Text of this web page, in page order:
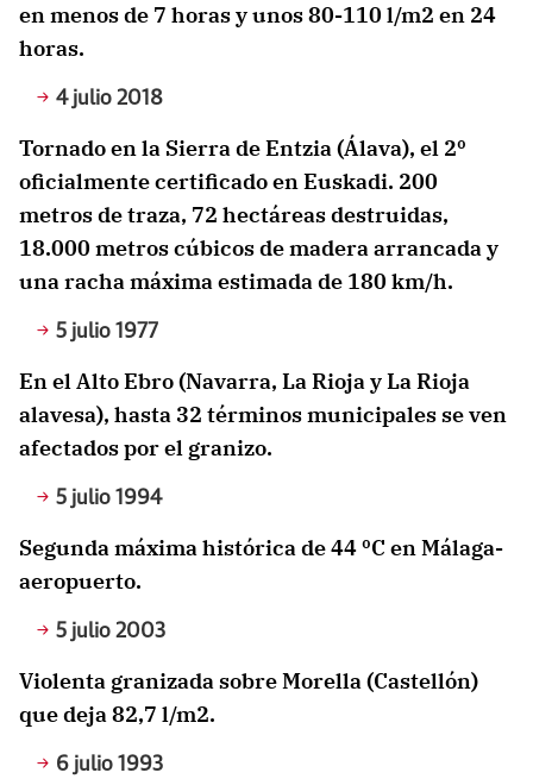
en menos de 7 horas y unos 80-110 l/m2 en 24
horas.
4 julio 2018
Tornado en la Sierra de Entzia (Álava), el 2º
oficialmente certificado en Euskadi. 200
metros de traza, 72 hectáreas destruidas,
18.000 metros cúbicos de madera arrancada y
una racha máxima estimada de 180 km/h.
5 julio 1977
En el Alto Ebro (Navarra, La Rioja y La Rioja
alavesa), hasta 32 términos municipales se ven
afectados por el granizo.
5 julio 1994
Segunda máxima histórica de 44 ºC en Málaga-
aeropuerto.
5 julio 2003
Violenta granizada sobre Morella (Castellón)
que deja 82,7 l/m2.
6 julio 1993